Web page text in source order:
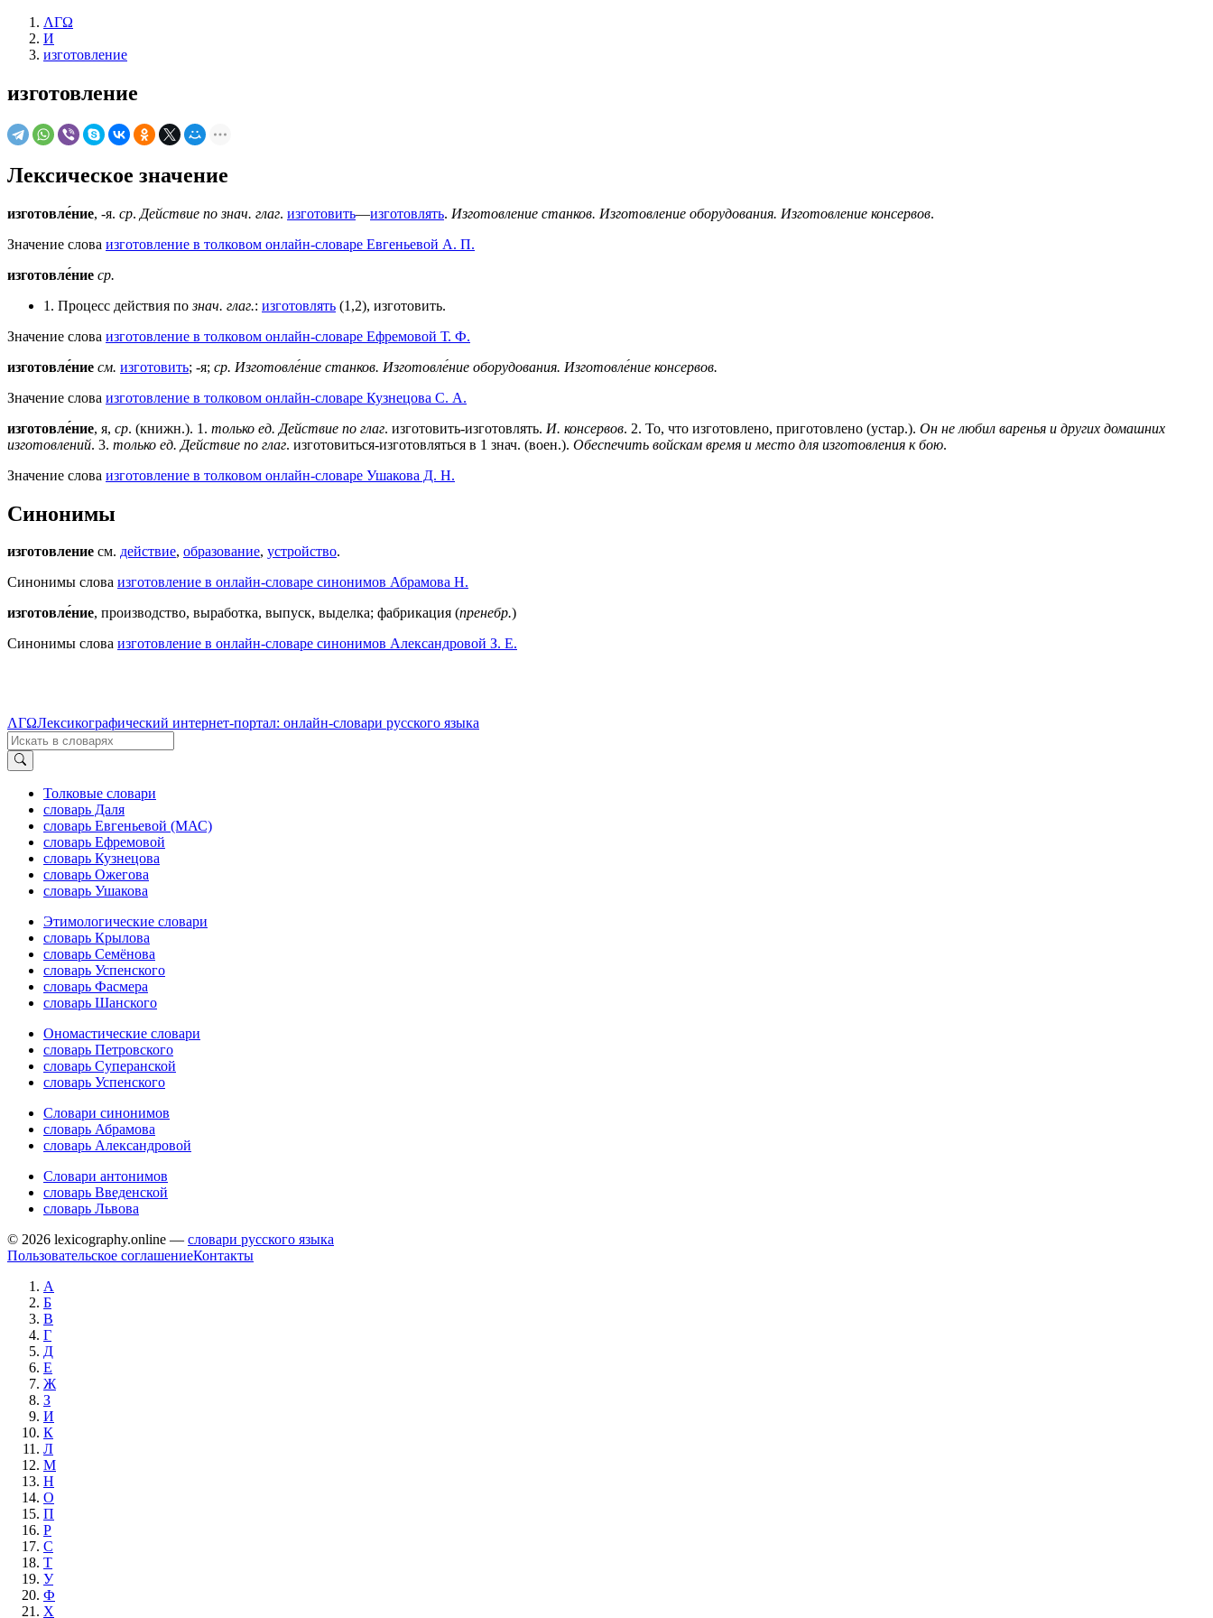
ΛΓΩ
И
изготовление
изготовление
Лексическое значение
изготовле́ние, -я. ср. Действие по знач. глаг. изготовить—изготовлять. Изготовление станков. Изготовление оборудования. Изготовление консервов.
Значение слова изготовление в толковом онлайн-словаре Евгеньевой А. П.
изготовле́ние ср.
1. Процесс действия познач. глаг.: изготовлять (1,2), изготовить.
Значение слова изготовление в толковом онлайн-словаре Ефремовой Т. Ф.
изготовле́ние см. изготовить; -я; ср. Изготовле́ние станков. Изготовле́ние оборудования. Изготовле́ние консервов.
Значение слова изготовление в толковом онлайн-словаре Кузнецова С. А.
изготовле́ние, я, ср. (книжн.). 1 . только ед. Действие по глаг. изготовить-изготовлять. И. консервов. 2. То, что изготовлено, приготовлено (устар.). Он не любил варенья и других домашних
изготовлений. 3. только ед. Действие по глаг. изготовиться-изготовляться в 1 знач. (воен.). Обеспечить войскам время и место для изготовления к бою.
Значение слова изготовление в толковом онлайн-словаре Ушакова Д. Н.
Синонимы
изготовление см. действие, образование, устройство.
Синонимы слова изготовление в онлайн-словаре синонимов Абрамова Н.
изготовле́ние, производство, выработка, выпуск, выделка; фабрикация (пренебр.)
Синонимы слова изготовление в онлайн-словаре синонимов Александровой З. Е.
ΛΓΩЛексикографический интернет-портал: онлайн-словари русского языка
Толковые словари
словарь Даля
словарь Евгеньевой (МАС)
словарь Ефремовой
словарь Кузнецова
словарь Ожегова
словарь Ушакова
Этимологические словари
словарь Крылова
словарь Семёнова
словарь Успенского
словарь Фасмера
словарь Шанского
Ономастические словари
словарь Петровского
словарь Суперанской
словарь Успенского
Словари синонимов
словарь Абрамова
словарь Александровой
Словари антонимов
словарь Введенской
словарь Львова
© 2026 lexicography.online — словари русского языка
Пользовательское соглашениеКонтакты
А
Б
В
Г
Д
Е
Ж
З
И
К
Л
М
Н
О
П
Р
С
Т
У
Ф
Х